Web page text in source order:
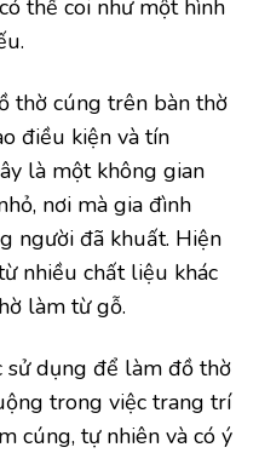
thể coi như một hình
thờ cúng trên bàn thờ
điều kiện và tín
là một không gian
nơi mà gia đình
người đã khuất. Hiện
nhiều chất liệu khác
làm từ gỗ.
dụng để làm đồ thờ
trong việc trang trí
cúng, tự nhiên và có ý